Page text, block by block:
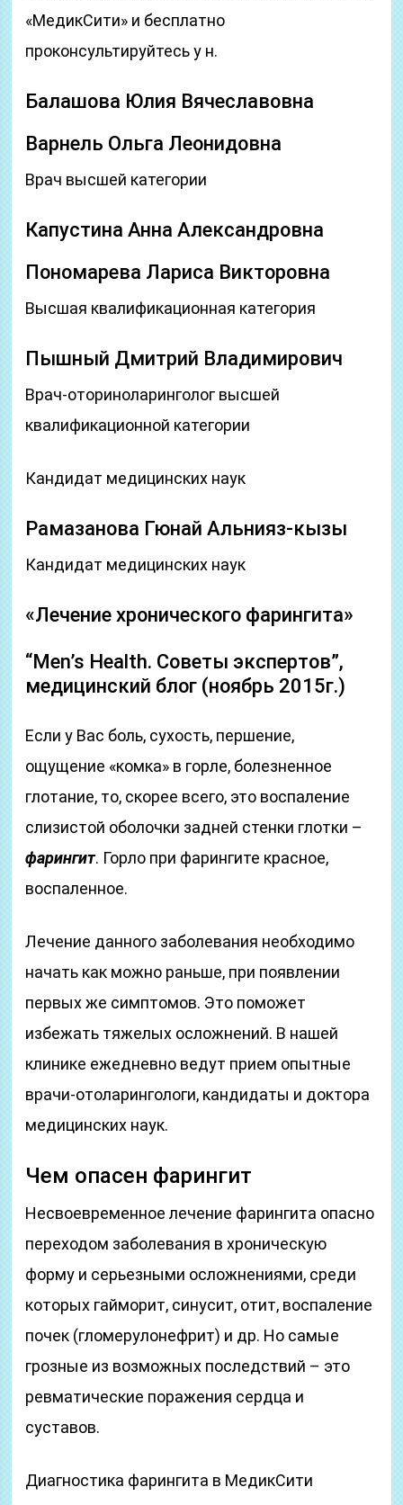
«МедикСити» и бесплатно
проконсультируйтесь у н.
Балашова Юлия Вячеславовна
Варнель Ольга Леонидовна
Врач высшей категории
Капустина Анна Александровна
Пономарева Лариса Викторовна
Высшая квалификационная категория
Пышный Дмитрий Владимирович
Врач-оториноларинголог высшей
квалификационной категории
Кандидат медицинских наук
Рамазанова Гюнай Альнияз-кызы
Кандидат медицинских наук
«Лечение хронического фарингита»
“Men’s Health. Советы экспертов”,
медицинский блог (ноябрь 2015г.)
Если у Вас боль, сухость, першение,
ощущение «комка» в горле, болезненное
глотание, то, скорее всего, это воспаление
слизистой оболочки задней стенки глотки –
фарингит. Горло при фарингите красное,
воспаленное.
Лечение данного заболевания необходимо
начать как можно раньше, при появлении
первых же симптомов. Это поможет
избежать тяжелых осложнений. В нашей
клинике ежедневно ведут прием опытные
врачи-отоларингологи, кандидаты и доктора
медицинских наук.
Чем опасен фарингит
Несвоевременное лечение фарингита опасно
переходом заболевания в хроническую
форму и серьезными осложнениями, среди
которых гайморит, синусит, отит, воспаление
почек (гломерулонефрит) и др. Но самые
грозные из возможных последствий – это
ревматические поражения сердца и
суставов.
Диагностика фарингита в МедикСити